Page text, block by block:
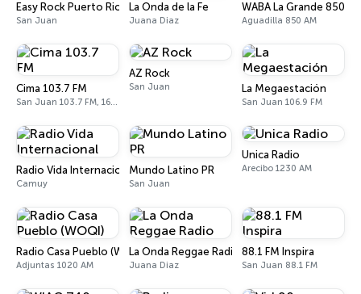
Easy Rock Puerto Rico
San Juan
La Onda de la Fe
Juana Diaz
WABA La Grande 850
Aguadilla 850 AM
Cima 103.7 FM
San Juan 103.7 FM, 1600 AM
AZ Rock
San Juan La Megaestación
San Juan 106.9 FM
Radio Vida Internacional
Camuy
Mundo Latino PR
San Juan
Unica Radio
Arecibo 1230 AM
Radio Casa Pueblo (WOQI)
Adjuntas 1020 AM
La Onda Reggae Radio
Juana Diaz
88.1 FM Inspira
San Juan 88.1 FM